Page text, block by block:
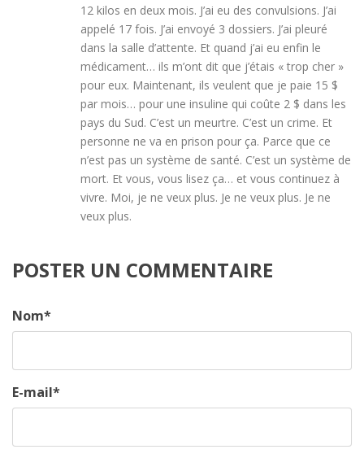
12 kilos en deux mois. J’ai eu des convulsions. J’ai
appelé 17 fois. J’ai envoyé 3 dossiers. J’ai pleuré
dans la salle d’attente. Et quand j’ai eu enfin le
médicament… ils m’ont dit que j’étais « trop cher »
pour eux. Maintenant, ils veulent que je paie 15 $
par mois… pour une insuline qui coûte 2 $ dans les
pays du Sud. C’est un meurtre. C’est un crime. Et
personne ne va en prison pour ça. Parce que ce
n’est pas un système de santé. C’est un système de
mort. Et vous, vous lisez ça… et vous continuez à
vivre. Moi, je ne veux plus. Je ne veux plus. Je ne
veux plus.
POSTER UN COMMENTAIRE
Nom*
E-mail*